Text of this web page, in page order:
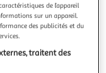
42,15€
de l’appareil
sur un appareil.
des publicités et du
traitent des